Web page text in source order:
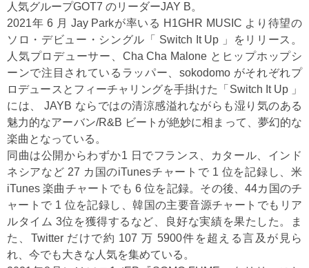
人気グループGOT7 のリーダーJAY B。
2021年 6 月 Jay Parkが率いる H1GHR MUSIC より待望の
ソロ・デビュー・シングル「 Switch It Up 」をリリース。
人気プロデューサー、Cha Cha Malone とヒップホップシ
ーンで注目されているラッパー、sokodomo がそれぞれプ
ロデュースとフィーチャリングを手掛けた「Switch It Up 」
には、 JAYB ならではの清涼感溢れながらも湿り気のある
魅力的なアーバン/R&B ビートが絶妙に相まって、夢幻的な
楽曲となっている。
同曲は公開からわずか1 日でフランス、カタール、インド
ネシアなど 27 カ国のiTunesチャートで 1 位を記録し、米
iTunes 楽曲チャートでも 6 位を記録。その後、44カ国のチ
ャートで 1 位を記録し、韓国の主要音源チャートでもリア
ルタイム 3位を獲得するなど、良好な実績を果たした。ま
た、Twitter だけで約 107 万 5900件を超える言及が見ら
れ、今でも大きな人気を集めている。